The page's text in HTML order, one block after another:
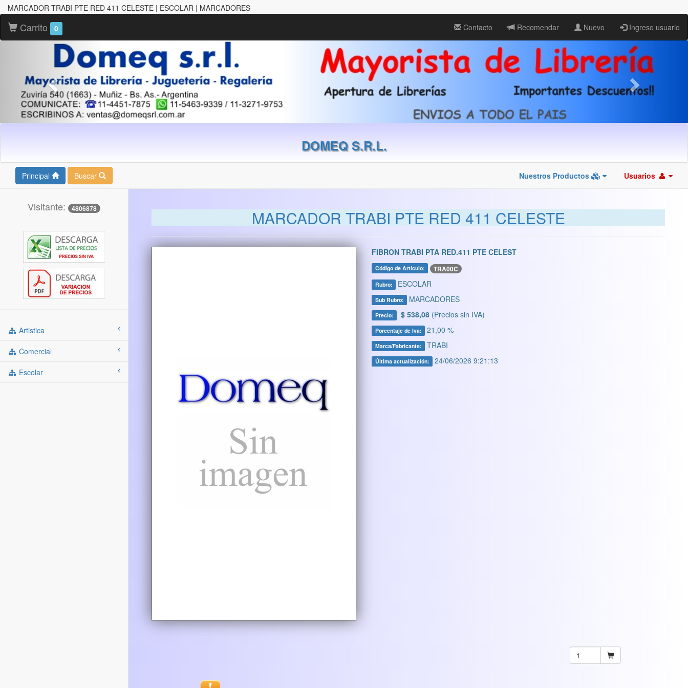
MARCADOR TRABI PTE RED 411 CELESTE | ESCOLAR | MARCADORES
Carrito 0 Contacto Recomendar Nuevo Ingreso usuario
DOMEQ S.R.L.
Principal Buscar Nuestros Productos Usuarios
Visitante: 4806878
Artistica
Comercial
Escolar
MARCADOR TRABI PTE RED 411 CELESTE
FIBRON TRABI PTA RED.411 PTE CELEST
Código de Artículo: TRA00C
Rubro: ESCOLAR
Sub Rubro: MARCADORES
Precio: $ 538,08 (Precios sin IVA)
Porcentaje de Iva: 21,00 %
Marca/Fabricante: TRABI
Última actualización: 24/06/2026 9:21:13